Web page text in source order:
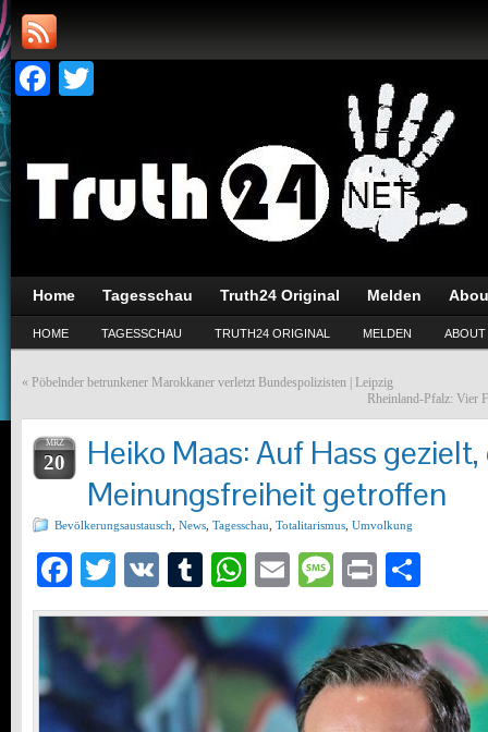
Facebook
Home Tagesschau Truth24 Original Melden
HOME TAGESSCHAU TRUTH24 ORIGINAL MELDEN ABOUT
« Pöbelnder betrunkener Marokkaner verletzt Bundespolizisten | Leipzig
Rheinland-Pfalz: Vier
MRZ
20
Heiko Maas: Auf Hass gezielt,
Meinungsfreiheit getroffen
Bevölkerungsaustausch News Tagesschau Totalitarismus Umvolkung
Facebook
Twitter
VK Tumblr
WhatsApp
EmailMessage
Print